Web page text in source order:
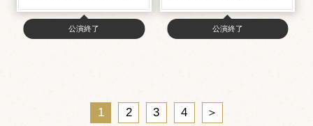
公演終了 公演終了
1 2 3 4 ＞